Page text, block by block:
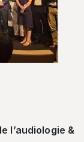
l’audiologie &